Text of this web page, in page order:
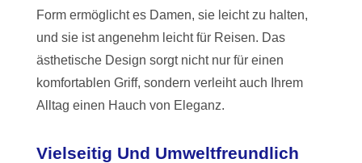
Form ermöglicht es Damen, sie leicht zu halten,
und sie ist angenehm leicht für Reisen. Das
ästhetische Design sorgt nicht nur für einen
komfortablen Griff, sondern verleiht auch Ihrem
Alltag einen Hauch von Eleganz.
Vielseitig Und Umweltfreundlich